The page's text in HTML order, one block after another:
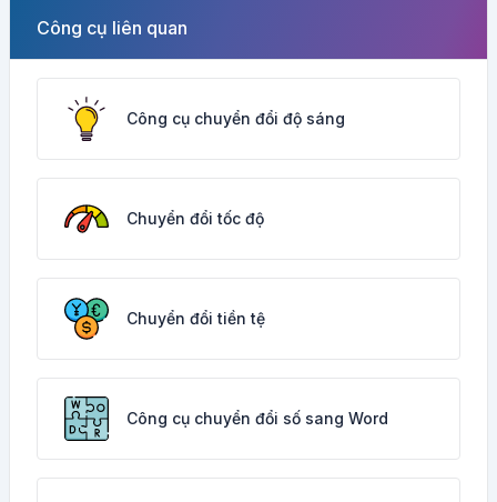
Công cụ liên quan
Công cụ chuyển đổi độ sáng
Chuyển đổi tốc độ
Chuyển đổi tiền tệ
Công cụ chuyển đổi số sang Word